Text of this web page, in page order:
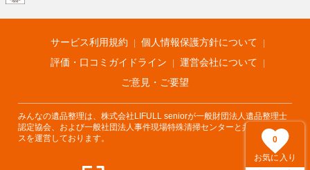
0
お気に入り
不動産・住宅
不動産査定 マンション専門売却査定 不動産投資 アドバイザー
不動産アーカイブ
空き家バンク 家賃相場 不動産会社
まちむすび
不動産用語集 住まいのお役立ち情報
LIFULL HOME'S PRESS
アプリ 不動産データ 不動産転職
サービス利用規約
個人情報保護方針について
評価・口コミガイドライン
運営会社について
ご意見・ご要望
みんなの遺品整理は、株式会社LIFULL seniorが一般財団法人遺品整理士
認定協会、および一般社団法人事件現場特殊清掃センターと共同でサービ
スを運営しております。